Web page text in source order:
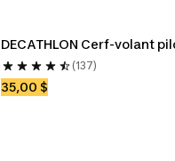
DECATHLON Cerf-volant
(137)
35,00 $